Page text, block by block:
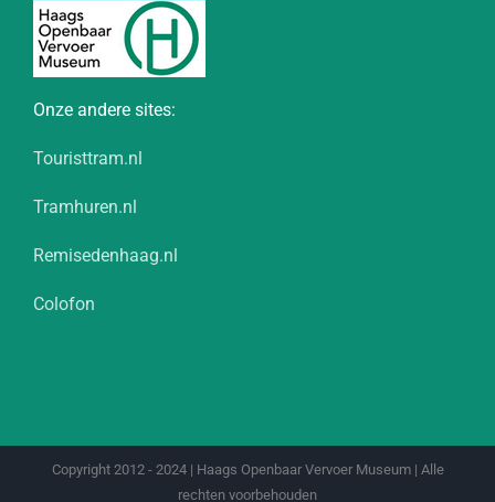
Onze andere sites:
Touristtram.nl
Tramhuren.nl
Remisedenhaag.nl
Colofon
Copyright 2012 - 2024 | Haags Openbaar Vervoer Museum | Alle
rechten voorbehouden